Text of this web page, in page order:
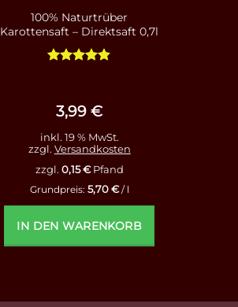
100% Naturtrüber
Karottensaft – Direktsaft 0,7l
3,99€
inkl. 19 % MwSt.
zzgl. Versandkosten
zzgl. 0,15€Pfand
Grundpreis: 5,70 €/ l
IN DEN WARENKORB